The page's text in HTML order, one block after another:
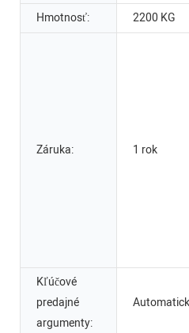
Hmotnosť: 2200 KG
Záruka: 1 rok
Kľúčové
predajné
argumenty: